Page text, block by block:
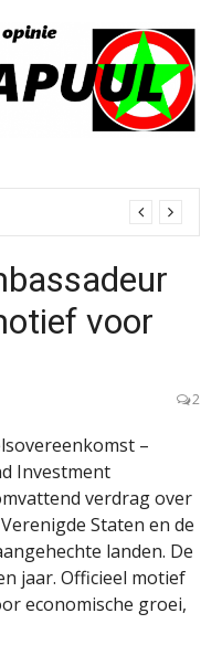
voor
2
–
Investment
verdrag over
Staten en de
landen. De
jaar. Officieel motief
economische groei,